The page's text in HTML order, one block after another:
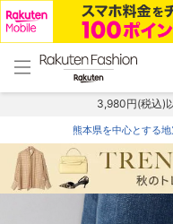
menu home
トップ
3,980円(税込)
熊本県を中心とする